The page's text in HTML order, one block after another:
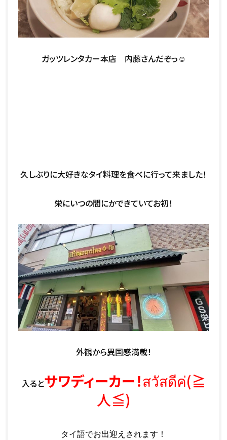
ガッツレンタカー本店 内藤さんだぞっ☺
久しぶりに大好きなタイ料理を食べに行って来ました！
栄にいつの間にかできていてお初！
外観から異国感満載！
入るとサワディーカー！สวัสดีค่(≧
人≦)
タイ語でお出迎えされます！